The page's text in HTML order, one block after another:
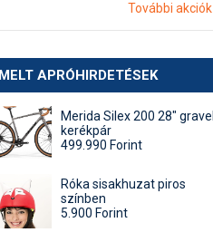
További akciók
APRÓHIRDETÉSEK
Merida Silex 200 28" gravel
kerékpár
499.990 Forint
Róka sisakhuzat piros
színben
5.900 Forint